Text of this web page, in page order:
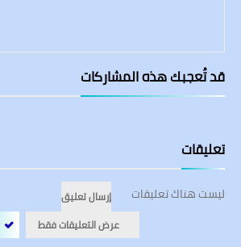
قد تُعجبك هذه المشاركات
تعليقات
ليست هناك تعليقات
إرسال تعليق
عرض التعليقات فقط